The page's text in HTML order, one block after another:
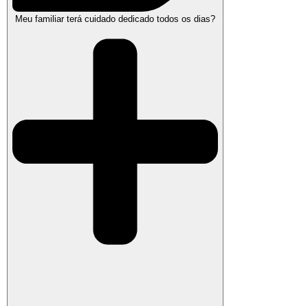
Meu familiar terá cuidado dedicado todos os dias?